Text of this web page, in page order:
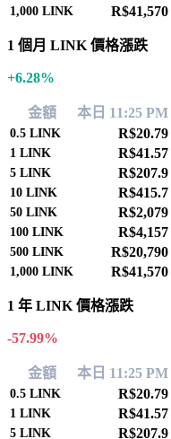
1,000 LINK R$41,570
1 個月 LINK 價格漲跌
+6.28%
金額 本日 11:25 PM
0.5 LINK R$20.79
1 LINK R$41.57
5 LINK R$207.9
10 LINK R$415.7
50 LINK R$2,079
100 LINK R$4,157
500 LINK R$20,790
1,000 LINK R$41,570
1 年 LINK 價格漲跌
-57.99%
金額 本日 11:25 PM
0.5 LINK R$20.79
1 LINK R$41.57
5 LINK R$207.9